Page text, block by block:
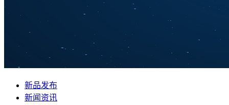
新品发布
新闻资讯